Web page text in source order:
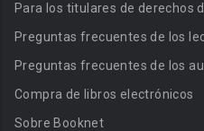
Para los titulares de derechos
Preguntas frecuentes de los
Preguntas frecuentes de los
Compra de libros electrónicos
Sobre Booknet